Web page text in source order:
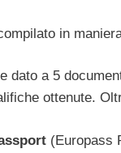
in
dato a 5
ottenute.
(Europass